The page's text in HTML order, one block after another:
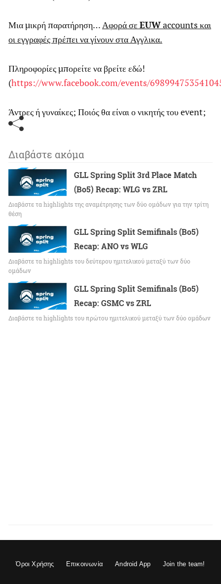
Μια μικρή παρατήρηση…Αφορά σε EUWaccounts και
οι εγγραφές πρέπει να γίνουν στα Αγγλικα.
Πληροφορίες μπορείτε να βρείτε εδώ!
(https://www.facebook.com/events/
Άντρες ή γυναίκες; Ποιός θα είναι ο νικητής του event;
Διαβάστε ακόμα
GLL Spring Split 3rd Place Match
(Bo5) Recap: WLG vs ZRL
Διαβάστε τα highlights της αναμέτρησης των δύο ομάδων για την τρίτη
θέση
GLL Spring Split Semifinals (Bo5)
Recap: ANO vs WLG
Διαβάστε τα highlights του δεύτερου ημιτελικού μεταξύ των δύο
ομάδων
GLL Spring Split Semifinals (Bo5)
Recap: GSMC vs ZRL
Διαβάστε τα highlights του πρώτου ημιτελικού μεταξύ των δύο ομάδων
Όροι Χρήσης Επικοινωνία Android App Join the team!